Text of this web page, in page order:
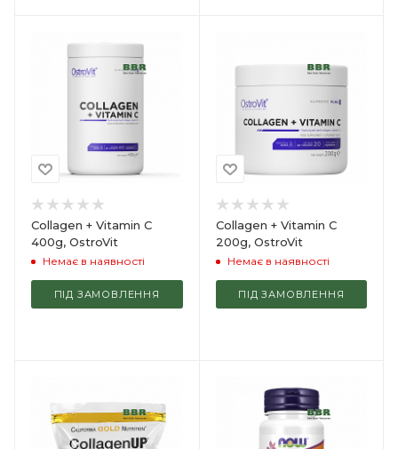
Collagen + Vitamin C
400g, OstroVit
Немає в наявності
ПІД ЗАМОВЛЕННЯ
Collagen + Vitamin C
200g, OstroVit
Немає в наявності
ПІД ЗАМОВЛЕННЯ